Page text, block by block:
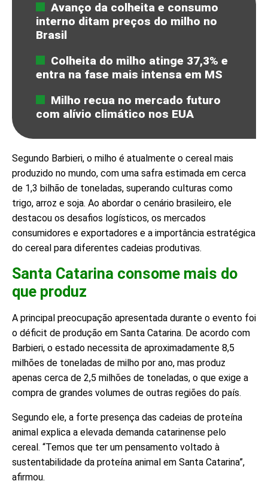
Avanço da colheita e consumo
interno ditam preços do milho no
Brasil
Colheita do milho atinge 37,3% e
entra na fase mais intensa em MS
Milho recua no mercado futuro
com alívio climático nos EUA
Segundo Barbieri, o milho é atualmente o cereal mais
produzido no mundo, com uma safra estimada em cerca
de 1,3 bilhão de toneladas, superando culturas como
trigo, arroz e soja. Ao abordar o cenário brasileiro, ele
destacou os desafios logísticos, os mercados
consumidores e exportadores e a importância estratégica
do cereal para diferentes cadeias produtivas.
Santa Catarina consome mais do
que produz
A principal preocupação apresentada durante o evento foi
o déficit de produção em Santa Catarina. De acordo com
Barbieri, o estado necessita de aproximadamente 8,5
milhões de toneladas de milho por ano, mas produz
apenas cerca de 2,5 milhões de toneladas, o que exige a
compra de grandes volumes de outras regiões do país.
Segundo ele, a forte presença das cadeias de proteína
animal explica a elevada demanda catarinense pelo
cereal. “Temos que ter um pensamento voltado à
sustentabilidade da proteína animal em Santa Catarina”,
afirmou.